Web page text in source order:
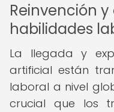
Reinvención
habilidades
La llegada y
artificial están
laboral a nivel
crucial que los